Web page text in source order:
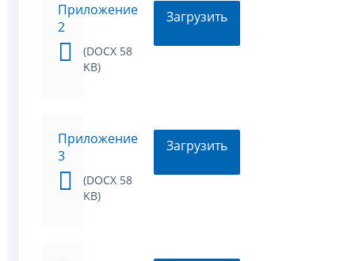
Приложение
2
(DOCX 58
KB)
Загрузить
Приложение
3
(DOCX 58
KB)
Загрузить